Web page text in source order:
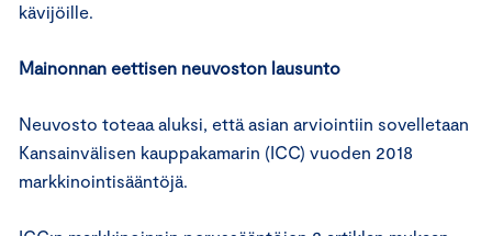
kävijöille.
Mainonnan eettisen neuvoston lausunto
Neuvosto toteaa aluksi, että asian arviointiin sovelletaan
Kansainvälisen kauppakamarin (ICC) vuoden 2018
markkinointisääntöjä.